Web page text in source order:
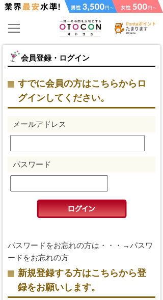
会員登録・ログイン
すでに会員の方はこちらからロ
グインしてください。
メールアドレス
パスワード
パスワードをお忘れの方は・・・→パスワ
ードをお忘れの方
新規登録する方はこちらから登
録をお願いします。